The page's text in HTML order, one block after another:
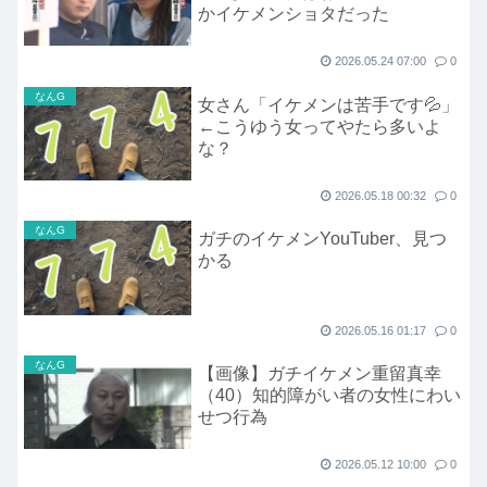
かイケメンショタだった
2026.05.24 07:00 0
なんG
女さん「イケメンは苦手です💦」
←こうゆう女ってやたら多いよ
な？
2026.05.18 00:32 0
なんG
ガチのイケメンYouTuber、見つ
かる
2026.05.16 01:17 0
なんG
【画像】ガチイケメン重留真幸
（40）知的障がい者の女性にわい
せつ行為
2026.05.12 10:00 0